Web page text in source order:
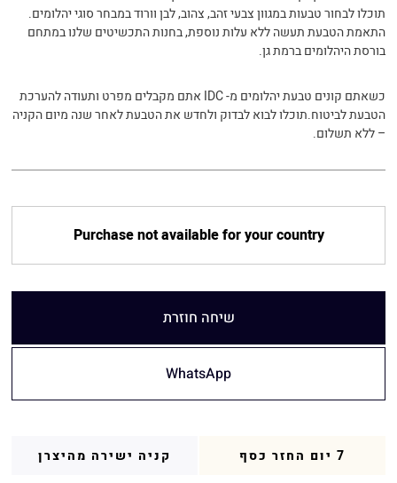
תוכלו לבחור טבעות במגוון צבעי זהב, צהוב, לבן וורוד במבחר סוגי יהלומים.
התאמת הטבעת תעשה ללא עלות נוספת, בחנות התכשיטים שלנו במתחם
בורסת היהלומים ברמת גן.
כשאתם קונים טבעת יהלומים מ- IDC אתם מקבלים מפרט ותעודה להערכת
הטבעת לביטוח.תוכלו לבוא לבדוק ולחדש את הטבעת לאחר שנה מיום הקניה
– ללא תשלום.
Purchase not available for your country
שיחה חוזרת
WhatsApp
7 יום החזר כסף קניה ישירה מהיצרן